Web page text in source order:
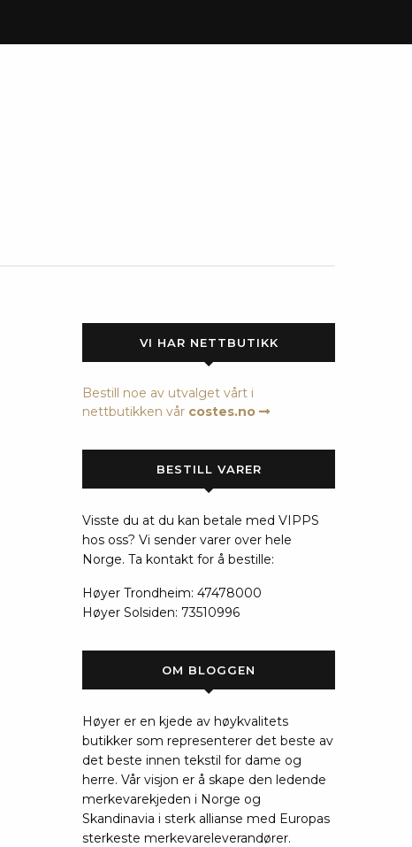
VI HAR NETTBUTIKK
Bestill noe av utvalget vårt i
nettbutikken vår costes.no
BESTILL VARER
Visste du at du kan betale med VIPPS
hos oss? Vi sender varer over hele
Norge. Ta kontakt for å bestille:
Høyer Trondheim: 47478000
Høyer Solsiden: 73510996
OM BLOGGEN
Høyer er en kjede av høykvalitets
butikker som representerer det beste av
det beste innen tekstil for dame og
herre. Vår visjon er å skape den ledende
merkevarekjeden i Norge og
Skandinavia i sterk allianse med Europas
sterkeste merkevareleverandører.